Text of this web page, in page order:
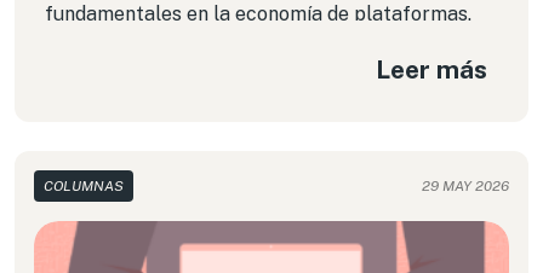
fundamentales en la economía de plataformas.
las condiciones de millones de personas
garantizar que estas novedosas formas de
trabajo no vayan a contramano de la dignidad
humana.
Leer más
COLUMNAS 29 MAY 2026